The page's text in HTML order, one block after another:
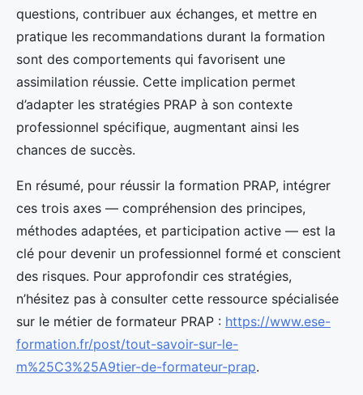
questions, contribuer aux échanges, et mettre en
pratique les recommandations durant la formation
sont des comportements qui favorisent une
assimilation réussie. Cette implication permet
d’adapter les stratégies PRAP à son contexte
professionnel spécifique, augmentant ainsi les
chances de succès.
En résumé, pour réussir la formation PRAP, intégrer
ces trois axes — compréhension des principes,
méthodes adaptées, et participation active — est la
clé pour devenir un professionnel formé et conscient
des risques. Pour approfondir ces stratégies,
n’hésitez pas à consulter cette ressource spécialisée
sur le métier de formateur PRAP : https://www.ese-
formation.fr/post/tout-savoir-sur-le-
m%25C3%25A9tier-de-formateur-prap.